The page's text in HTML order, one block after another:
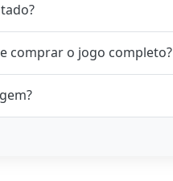
comprar o jogo completo?